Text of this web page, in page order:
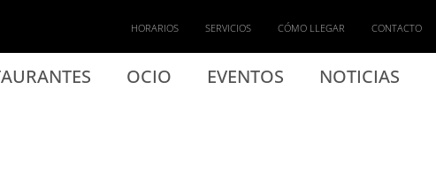
OCIO EVENTOS NOTICIAS
HORARIOS SERVICIOS CÓMO LLEGAR CONTACTO